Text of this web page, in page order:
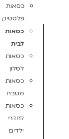
כסאות
פלסטיק
כסאות
לבית
כסאות
לסלון
כסאות
מטבח
כסאות
לחדרי
ילדים